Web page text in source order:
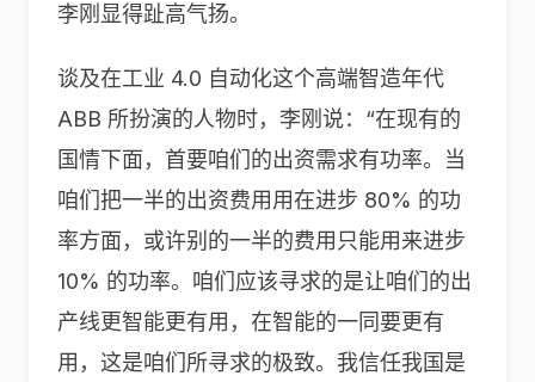
李刚显得趾高气扬。
谈及在工业 4.0 自动化这个高端智造年代
ABB 所扮演的人物时，李刚说：“在现有的
国情下面，首要咱们的出资需求有功率。当
咱们把一半的出资费用用在进步 80% 的功
率方面，或许别的一半的费用只能用来进步
10% 的功率。咱们应该寻求的是让咱们的出
产线更智能更有用，在智能的一同要更有
用，这是咱们所寻求的极致。我信任我国是